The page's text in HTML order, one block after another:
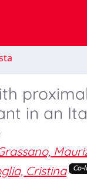
in an
Cristina Co-